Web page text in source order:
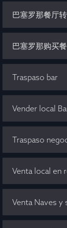
Traspaso bar
Vender local
Traspaso
Venta local en
Venta Naves y